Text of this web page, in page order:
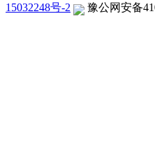
15032248号-2
豫公网安备